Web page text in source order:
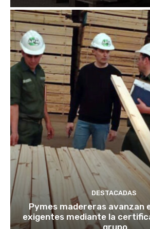
DESTACADAS
Pymes madereras avanzan
exigentes mediante la
grupo